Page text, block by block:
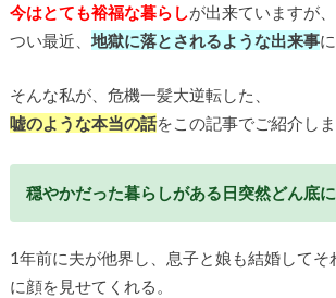
今はとても裕福な暮らしが出来ていますが、
つい最近、 地獄に落とされるような出来事
そんな私が、危機一髪大逆転した、
嘘のような本当の話をこの記事でご紹介しま
穏やかだった暮らしがある日突然どん底に
1年前に夫が他界し、息子と娘も結婚してそ
に顔を見せてくれる。